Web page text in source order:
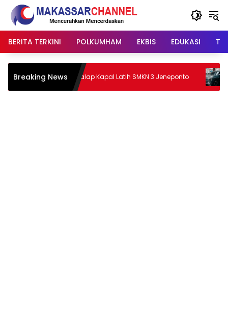
Langsung
konten
BERITA TERKINI
POLKUMHAM EKBIS EDUKASI
Breaking NewsApi Lalap Kapal Latih SMKN 3 Jeneponto Kia